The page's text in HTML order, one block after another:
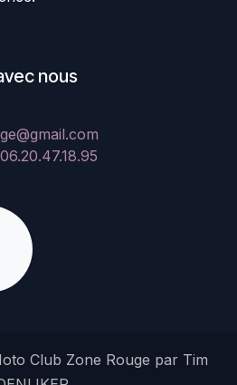
nous
06.20.47.18.95
Club Zone Rouge par Tim